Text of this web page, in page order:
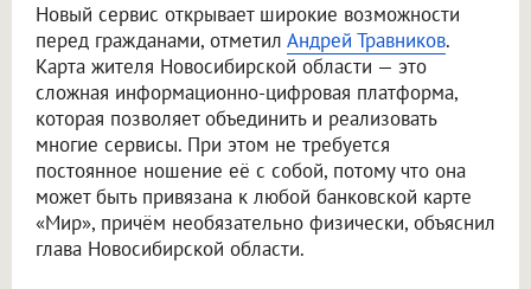
Новый сервис открывает широкие возможности
перед гражданами, отметил Андрей Травников.
Карта жителя Новосибирской области — это
сложная информационно-цифровая платформа,
которая позволяет объединить и реализовать
многие сервисы. При этом не требуется
постоянное ношение её с собой, потому что она
может быть привязана к любой банковской карте
«Мир», причём необязательно физически, объяснил
глава Новосибирской области.